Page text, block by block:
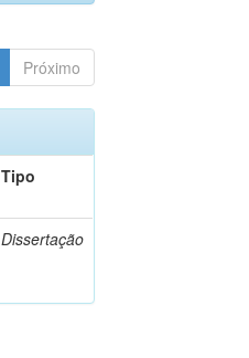
Próximo
Tipo
Dissertação